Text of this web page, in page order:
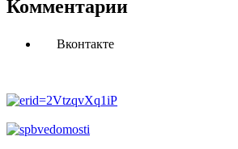
Комментарии
Вконтакте